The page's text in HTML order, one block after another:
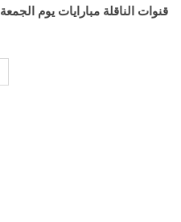
قنوات الناقلة مبارايات يوم الجمعة 21 فيفري 2020